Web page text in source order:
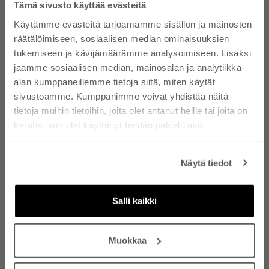
Tämä sivusto käyttää evästeitä
Käytämme evästeitä tarjoamamme sisällön ja mainosten
räätälöimiseen, sosiaalisen median ominaisuuksien
tukemiseen ja kävijämäärämme analysoimiseen. Lisäksi
jaamme sosiaalisen median, mainosalan ja analytiikka-
alan kumppaneillemme tietoja siitä, miten käytät
sivustoamme. Kumppanimme voivat yhdistää näitä
tietoja muihin tietoihin, joita olet antanut heille tai joita on
kerätty, kun olet käyttänyt heidän palvelujaan.
Näytä tiedot
Salli kaikki
Muokkaa
TIKKILIIVI - ruskea
EEVA
HALUATKO 10 %
ALEKOODIN? - TILAA
UUTISKIRJEEMME
Tilaamalla uutiskirjeen hyväksyt, että Nanso
lähettää sähköpostiisi tietoa tuotteista,
palveluista ja tarjouksista. Voit peruuttaa
tilauksen koska tahansa. Lue
tietosuojaselosteemme. Lue alekoodin ehdot
TILAA UUTISKIRJE